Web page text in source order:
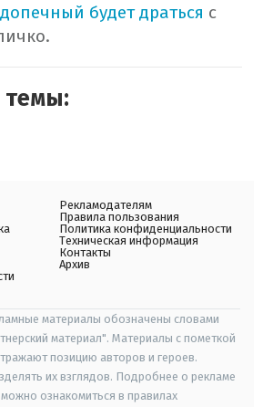
будет драться с
темы:
Рекламодателям
Правила пользования
Политика конфиденциальности
Техническая информация
Контакты
Архив
материалы обозначены словами
материал". Материалы с пометкой
позицию авторов и героев.
их взглядов. Подробнее о рекламе
ознакомиться в правилах